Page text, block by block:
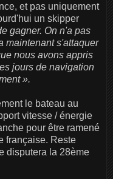
et pas uniquement
un skipper
gagner. On n'a pas
maintenant s'attaquer
nous avons appris
jours de navigation
».
le bateau au
vitesse / énergie
pour être ramené
française. Reste
disputera la 28ème